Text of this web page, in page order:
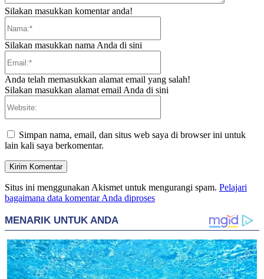
Silakan masukkan komentar anda!
Silakan masukkan nama Anda di sini
Anda telah memasukkan alamat email yang salah!
Silakan masukkan alamat email Anda di sini
Simpan nama, email, dan situs web saya di browser ini untuk
lain kali saya berkomentar.
Situs ini menggunakan Akismet untuk mengurangi spam. Pelajari
bagaimana data komentar Anda diproses